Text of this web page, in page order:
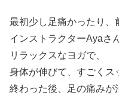
最初少し足痛かったり、
インストラクターAyaさ
リラックスなヨガで、
身体が伸びて、すごくス
終わった後、足の痛みが